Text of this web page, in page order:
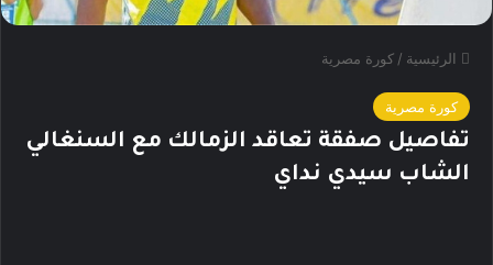
الرئيسية / كورة مصرية
كورة مصرية
تفاصيل صفقة تعاقد الزمالك مع السنغالي
الشاب سيدي نداي